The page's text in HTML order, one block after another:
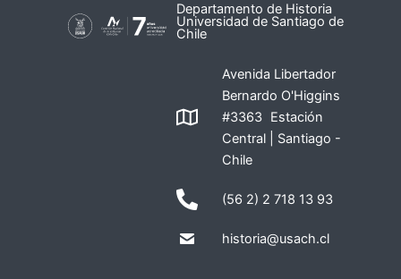
Departamento de Historia
Universidad de Santiago de
Chile
Avenida Libertador
Bernardo O'Higgins
#3363 Estación
Central | Santiago -
Chile
(56 2) 2 718 13 93
historia@usach.cl